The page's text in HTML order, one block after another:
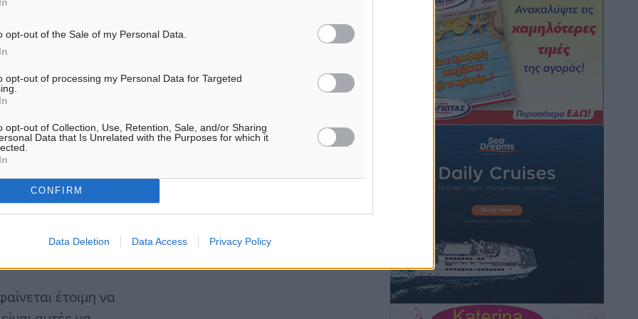
opt-out of the Sale of my Personal Data.
opt-out of processing my Personal Data for Targeted
opt-out of Collection, Use, Retention, Sale, and/or Sharing
Data that Is Unrelated with the Purposes for which it
CONFIRM
Data Deletion Data Access Privacy Policy
γραμμή
για την κρατική
κτήσης κοινών
την τιμή διάθεσης των
θα προκηρυχθεί. Οι
ετών από την καταβολή
όποια αύξηση της
ίσο με το11,5% του
αύξησης των
έτοιμη να
Η Τουρκία σε νέο «κρεσέντο»
προκλήσεων στο Αιγαίο με 18
παραβάσεις και παραβιάσεις
• πριν 1 ώρα
Θερινές εκπτώσεις 2026 έως τις 31
Αυγούστου – Τι πρέπει να προσέξουν οι
πριν 1 ώρα
ΑΔΜΗΕ: Ολοκληρώνεται η ηλεκτρική
• πριν 1 ώρα
Πόσοι Ευρωπαίοι «αντέχουν» διακοπές
στο εξωτερικό – Τι ισχύει για Έλληνες